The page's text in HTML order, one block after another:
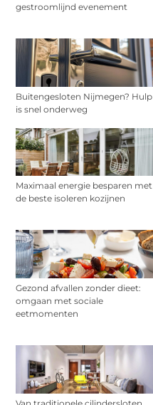
gestroomlijnd evenement
Buitengesloten Nijmegen? Hulp
is snel onderweg
Maximaal energie besparen met
de beste isoleren kozijnen
Gezond afvallen zonder dieet:
omgaan met sociale
eetmomenten